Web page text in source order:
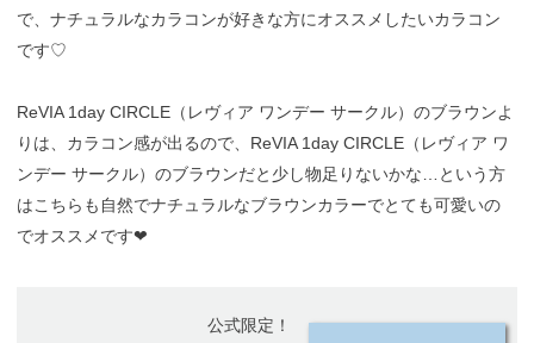
で、ナチュラルなカラコンが好きな方にオススメしたいカラコン
です♡
ReVIA 1day CIRCLE（レヴィア ワンデー サークル）のブラウンよ
りは、カラコン感が出るので、ReVIA 1day CIRCLE（レヴィア ワ
ンデー サークル）のブラウンだと少し物足りないかな…という方
はこちらも自然でナチュラルなブラウンカラーでとても可愛いの
でオススメです❤︎
公式限定！